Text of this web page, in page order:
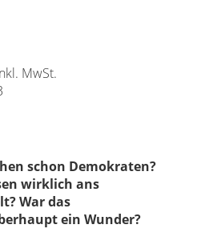
MwSt.
schon Demokraten?
wirklich ans
War das
ein Wunder?